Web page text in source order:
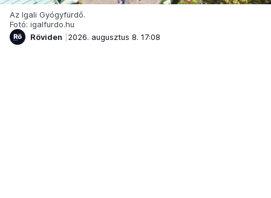
Az Igali Gyógyfürdő.
Fotó: igalfurdo.hu
Röviden
2026. augusztus 8. 17:08